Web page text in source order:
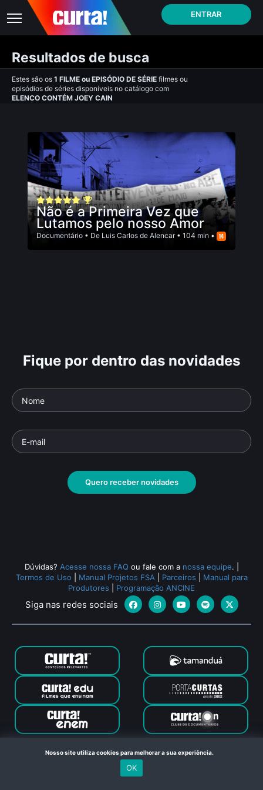
ENTRAR
Resultados de busca
Estes são os 1 FILME ou EPISÓDIO DE SÉRIE filmes ou
episódios de séries disponíveis no catálogo com
ELENCO CONTÉM JOEY CAIN
Não é a Primeira Vez que
Lutamos pelo nosso Amor
Documentário • De Luis Carlos de Alencar• 104 min •
Fique por dentro das novidades
Quero receber novidades
Dúvidas? Acesse nossa FAQ ou fale com a nossa equipe.
Termos de Uso
Manual Projetos FSA Parceiros
Manual para
Produtores
Programação ANCINE
Siga nas redes sociais
Canal Curta © 2024. Todos os direitos reservados. Feito com
no Rio de Janeiro
Nosso site utiliza cookies para melhorar a sua experiência.
OK